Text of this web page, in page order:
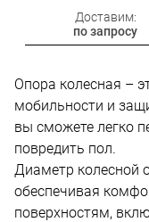
Доставим:
по запросу
Опора колесная –
мобильности и
вы сможете легко
повредить пол.
Диаметр колесной
обеспечивая
поверхностям,